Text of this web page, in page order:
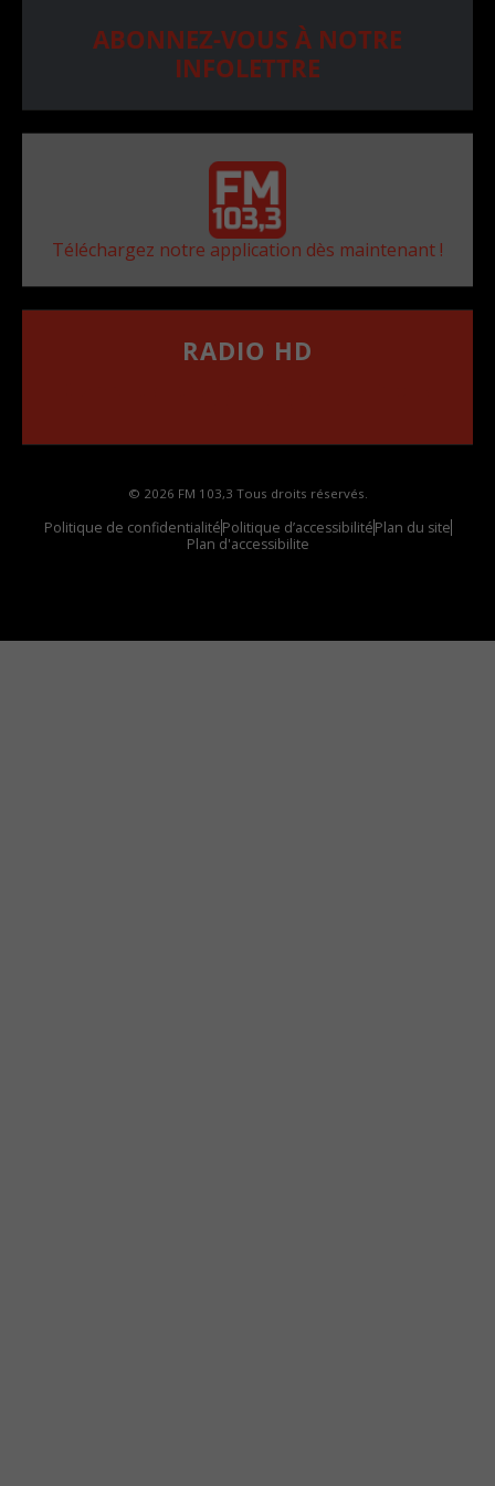
ABONNEZ-VOUS À NOTRE
INFOLETTRE
Téléchargez notre application dès maintenant !
RADIO HD
© 2026 FM 103,3 Tous droits réservés.
Politique de confidentialitéPolitique d’accessibilitéPlan du site
Plan d'accessibilite